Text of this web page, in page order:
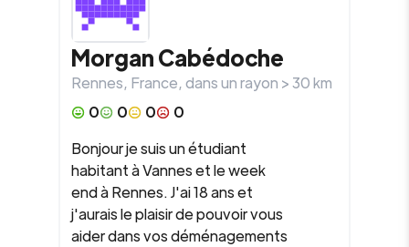
Morgan Cabédoche
Rennes, France, dans un rayon >30km
0
0 0
0
Bonjour je suis un étudiant
habitant à Vannes et le week
end à Rennes. J'ai 18 ans et
j'aurais le plaisir de pouvoir vous
aider dans vos déménagements